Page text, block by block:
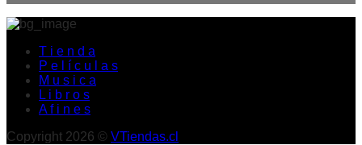
T i e n d a
P e l í c u l a s
M u s i c a
L i b r o s
A f i n e s
Copyright 2026 © VTiendas.cl